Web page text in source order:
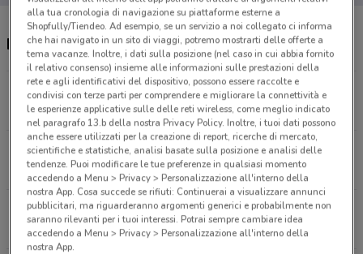
Negozi BNL a Rimini
Corso D'Augusto, 110/112 Rimini
774 m
Via Marecchiese Rimini
1.4 km
Via Dante Alighieri, 9 Riccione
10.1 km
alla tua cronologia di navigazione su piattaforme esterne a
Shopfully/Tiendeo. Ad esempio, se un servizio a noi collegato ci informa
che hai navigato in un sito di viaggi, potremo mostrarti delle offerte a
tema vacanze. Inoltre, i dati sulla posizione (nel caso in cui abbia fornito
il relativo consenso) insieme alle informazioni sulle prestazioni della
rete e agli identificativi del dispositivo, possono essere raccolte e
condivisi con terze parti per comprendere e migliorare la connettività e
le esperienze applicative sulle delle reti wireless, come meglio indicato
nel paragrafo 13.b della nostra Privacy Policy. Inoltre, i tuoi dati possono
anche essere utilizzati per la creazione di report, ricerche di mercato,
scientifiche e statistiche, analisi basate sulla posizione e analisi delle
tendenze. Puoi modificare le tue preferenze in qualsiasi momento
accedendo a Menu > Privacy > Personalizzazione all'interno della
nostra App. Cosa succede se rifiuti: Continuerai a visualizzare annunci
pubblicitari, ma riguarderanno argomenti generici e probabilmente non
saranno rilevanti per i tuoi interessi. Potrai sempre cambiare idea
accedendo a Menu > Privacy > Personalizzazione all'interno della
nostra App.